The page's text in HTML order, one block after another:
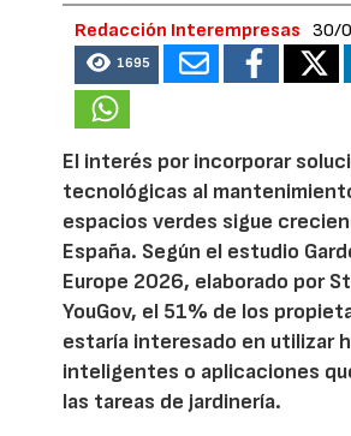
Redacción Interempresas 30/
1695
El interés por incorporar
tecnológicas al
espacios verdes sigue
España. Según el estudio
Europe 2026, elaborado por
YouGov, el 51% de los
estaría interesado en utilizar
inteligentes o aplicaciones
las tareas de jardinería.